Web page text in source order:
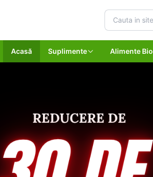
Acasă Suplimente Alimente Bio